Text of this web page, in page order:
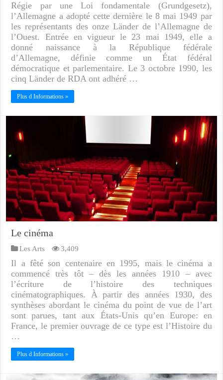
Régie par une Loi fondamentale (Grundgesetz),
l’Allemagne a adopté cette dernière le 8 mai 1949 par
les représentants des onze Länder de l’Allemagne de
l’Ouest. Entrée en vigueur le 23 mai 1949, elle a
donné naissance à la République fédérale
d’Allemagne, définie comme un État fédéral
démocratique et parlementaire. Le 3 octobre 1990, les
cinq Länder de RDA ont adhéré …
Plus d Informations »
Le cinéma
Les Arts 3,409
Il a fêté son centenaire en 1995, mais le cinéma a
commencé très tôt – dès les années 1910 – avec
l’écriture de l’histoire des techniques
cinématographiques. À partir des années 1930, des
synthèses abordant le cinéma du point de vue de l’art
sont parues, tant aux États-Unis qu’en Europe: en
France, le premier ouvrage de ce type est l’Histoire du
…
Plus d Informations »